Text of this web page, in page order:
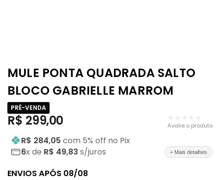
MULE PONTA QUADRADA SALTO
BLOCO GABRIELLE MARROM
PRÉ-VENDA
R$ 299,00 Avalie o produto
R$ 284,05 com 5% off no Pix
6x de R$ 49,83 s/juros + Mais detalhes
ENVIOS APÓS 08/08